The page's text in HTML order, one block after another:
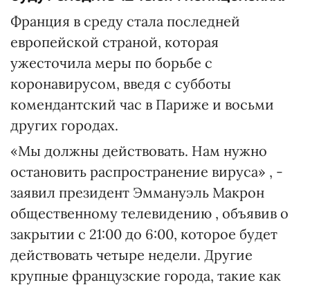
Франция в среду стала последней
европейской страной, которая
ужесточила меры по борьбе с
коронавирусом, введя с субботы
комендантский час в Париже и восьми
других городах.
«Мы должны действовать. Нам нужно
остановить распространение вируса» , -
заявил президент Эммануэль Макрон
общественному телевидению , объявив о
закрытии с 21:00 до 6:00, которое будет
действовать четыре недели. Другие
крупные французские города, такие как